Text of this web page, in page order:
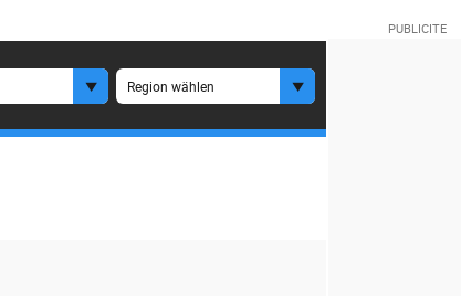
Region wählen